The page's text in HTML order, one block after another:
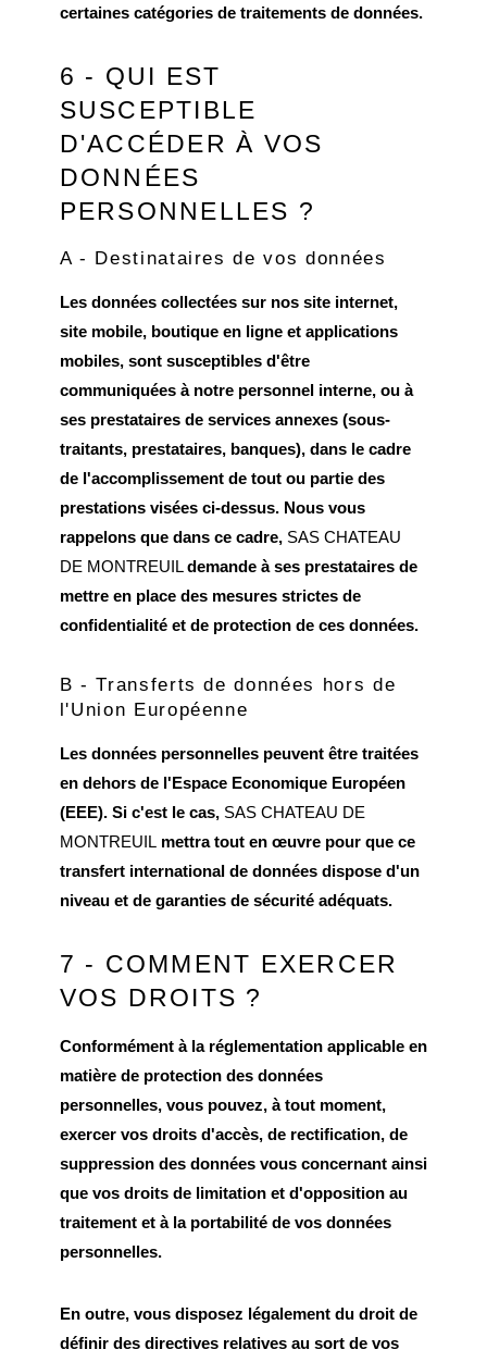
certaines catégories de traitements de données.
6 - QUI EST
SUSCEPTIBLE
D'ACCÉDER À VOS
DONNÉES
PERSONNELLES ?
A - Destinataires de vos données
Les données collectées sur nos site internet,
site mobile, boutique en ligne et applications
mobiles, sont susceptibles d'être
communiquées à notre personnel interne, ou à
ses prestataires de services annexes (sous-
traitants, prestataires, banques), dans le cadre
de l'accomplissement de tout ou partie des
prestations visées ci-dessus. Nous vous
rappelons que dans ce cadre, SAS CHATEAU
DE MONTREUILdemande à ses prestataires de
mettre en place des mesures strictes de
confidentialité et de protection de ces données.
B - Transferts de données hors de
l'Union Européenne
Les données personnelles peuvent être traitées
en dehors de l'Espace Economique Européen
(EEE). Si c'est le cas, SAS CHATEAU DE
MONTREUILmettra tout en œuvre pour que ce
transfert international de données dispose d'un
niveau et de garanties de sécurité adéquats.
7 - COMMENT EXERCER
VOS DROITS ?
Conformément à la réglementation applicable en
matière de protection des données
personnelles, vous pouvez, à tout moment,
exercer vos droits d'accès, de rectification, de
suppression des données vous concernant ainsi
que vos droits de limitation et d'opposition au
traitement et à la portabilité de vos données
personnelles.
En outre, vous disposez légalement du droit de
définir des directives relatives au sort de vos